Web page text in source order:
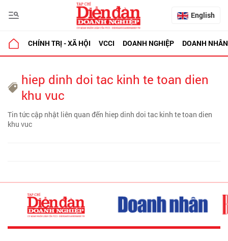
English
CHÍNH TRỊ - XÃ HỘI VCCI DOANH NGHIỆP DOANH NHÂN
hiep dinh doi tac kinh te toan dien
khu vuc
Tin tức cập nhật liên quan đến hiep dinh doi tac kinh te toan dien
khu vuc